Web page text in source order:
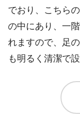
でおり、こちら
の中にあり、一
れますので、足
も明るく清潔で